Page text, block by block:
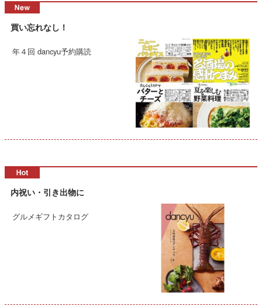
買い忘れなし！
年４回 dancyu予約購読
内祝い・引き出物に
グルメギフトカタログ